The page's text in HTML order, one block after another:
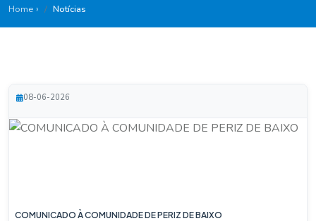
Home Notícias
08-06-2026
COMUNICADO À COMUNIDADE DE PERIZ DE BAIXO